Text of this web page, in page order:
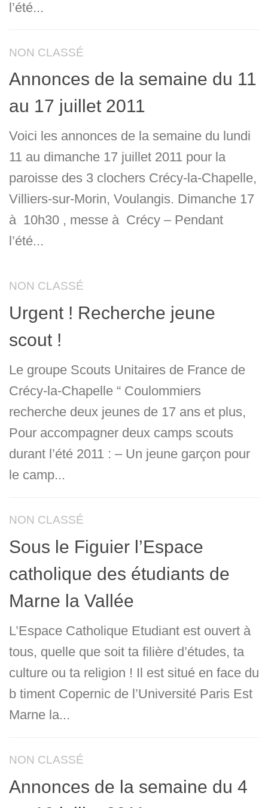
l’été...
NON CLASSÉ
Annonces de la semaine du 11
au 17 juillet 2011
Voici les annonces de la semaine du lundi
11 au dimanche 17 juillet 2011 pour la
paroisse des 3 clochers Crécy-la-Chapelle,
Villiers-sur-Morin, Voulangis. Dimanche 17
à 10h30 , messe à Crécy – Pendant
l’été...
NON CLASSÉ
Urgent ! Recherche jeune
scout !
Le groupe Scouts Unitaires de France de
Crécy-la-Chapelle “ Coulommiers
recherche deux jeunes de 17 ans et plus,
Pour accompagner deux camps scouts
durant l’été 2011 : – Un jeune garçon pour
le camp...
NON CLASSÉ
Sous le Figuier l’Espace
catholique des étudiants de
Marne la Vallée
L’Espace Catholique Etudiant est ouvert à
tous, quelle que soit ta filière d’études, ta
culture ou ta religion ! Il est situé en face du
b timent Copernic de l’Université Paris Est
Marne la...
NON CLASSÉ
Annonces de la semaine du 4